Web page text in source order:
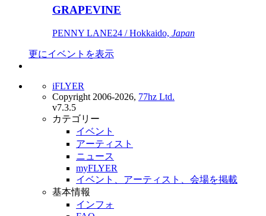
GRAPEVINE
PENNY LANE24 / Hokkaido, Japan
更にイベントを表示
iFLYER
Copyright 2006-2026, 77hz Ltd.
v7.3.5
カテゴリー
イベント
アーティスト
ニュース
myFLYER
イベント、アーティスト、会場を掲載
基本情報
インフォ